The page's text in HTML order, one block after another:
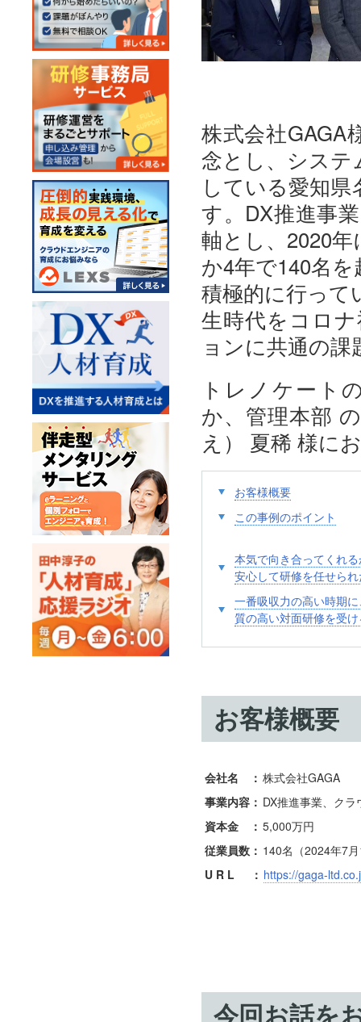
株式会社GAGA
念とし、システ
している愛知
す。DX推進事
軸とし、2020
か4年で140名
積極的に行って
生時代をコロ
ョンに共通の
トレノケート
か、管理本部
え） 夏稀 様に
お客様概要
この事例のポイント
本気で向き合ってくれ
安心して研修を任せら
一番吸収力の高い時期
質の高い対面研修を受
お客様概要
会社名 ： 株式会社GAGA
事業内容： DX推進事業、ク
資本金 ： 5,000万円
従業員数： 140名（2024年7
U R L
： https://gaga-
今回お話を